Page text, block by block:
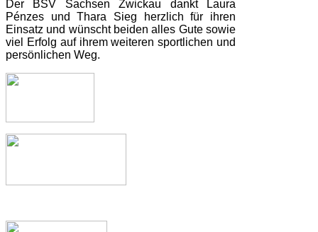
Der BSV Sachsen Zwickau dankt Laura
Pénzes und Thara Sieg herzlich für ihren
Einsatz und wünscht beiden alles Gute sowie
viel Erfolg auf ihrem weiteren sportlichen und
persönlichen Weg.